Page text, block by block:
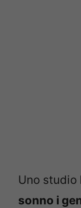
Uno
sonno i